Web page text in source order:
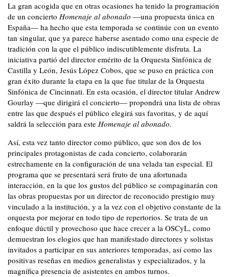
La gran acogida que en otras ocasiones ha tenido la programación
de un concierto Homenaje al abonado —una propuesta única en
España— ha hecho que esta temporada se continúe con un evento
tan singular, que ya parece haberse asentado como una especie de
tradición con la que el público indiscutiblemente disfruta. La
iniciativa partió del director emérito de la Orquesta Sinfónica de
Castilla y León, Jesús López Cobos, que se puso en práctica con
gran éxito durante la etapa en la que fue titular de la Orquesta
Sinfónica de Cincinnati. En esta ocasión, el director titular Andrew
Gourlay —que dirigirá el concierto— propondrá una lista de obras
entre las que después el público elegirá sus favoritas, y de aquí
saldrá la selección para este Homenaje al abonado.
Así, esta vez tanto director como público, que son dos de los
principales protagonistas de cada concierto, colaborarán
estrechamente en la configuración de una velada tan especial. El
programa que se presentará será fruto de una afortunada
interacción, en la que los gustos del público se compaginarán con
las obras propuestas por un director de reconocido prestigio muy
vinculado a la institución, y a la vez con el objetivo constante de la
orquesta por mejorar en todo tipo de repertorios. Se trata de un
enfoque dúctil y provechoso que hace crecer a la OSCyL, como
demuestran los elogios que han manifestado directores y solistas
invitados a participar en sus anteriores temporadas, así como las
positivas reseñas en medios generalistas y especializados, y la
magnífica presencia de asistentes en ambos turnos.